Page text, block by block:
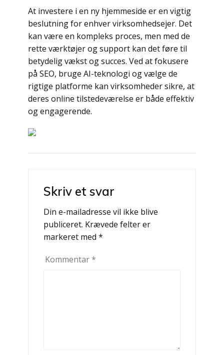
At investere i en ny hjemmeside er en vigtig
beslutning for enhver virksomhedsejer. Det
kan være en kompleks proces, men med de
rette værktøjer og support kan det føre til
betydelig vækst og succes. Ved at fokusere
på SEO, bruge AI-teknologi og vælge de
rigtige platforme kan virksomheder sikre, at
deres online tilstedeværelse er både effektiv
og engagerende.
Skriv et svar
Din e-mailadresse vil ikke blive
publiceret. Krævede felter er
markeret med *
Kommentar*